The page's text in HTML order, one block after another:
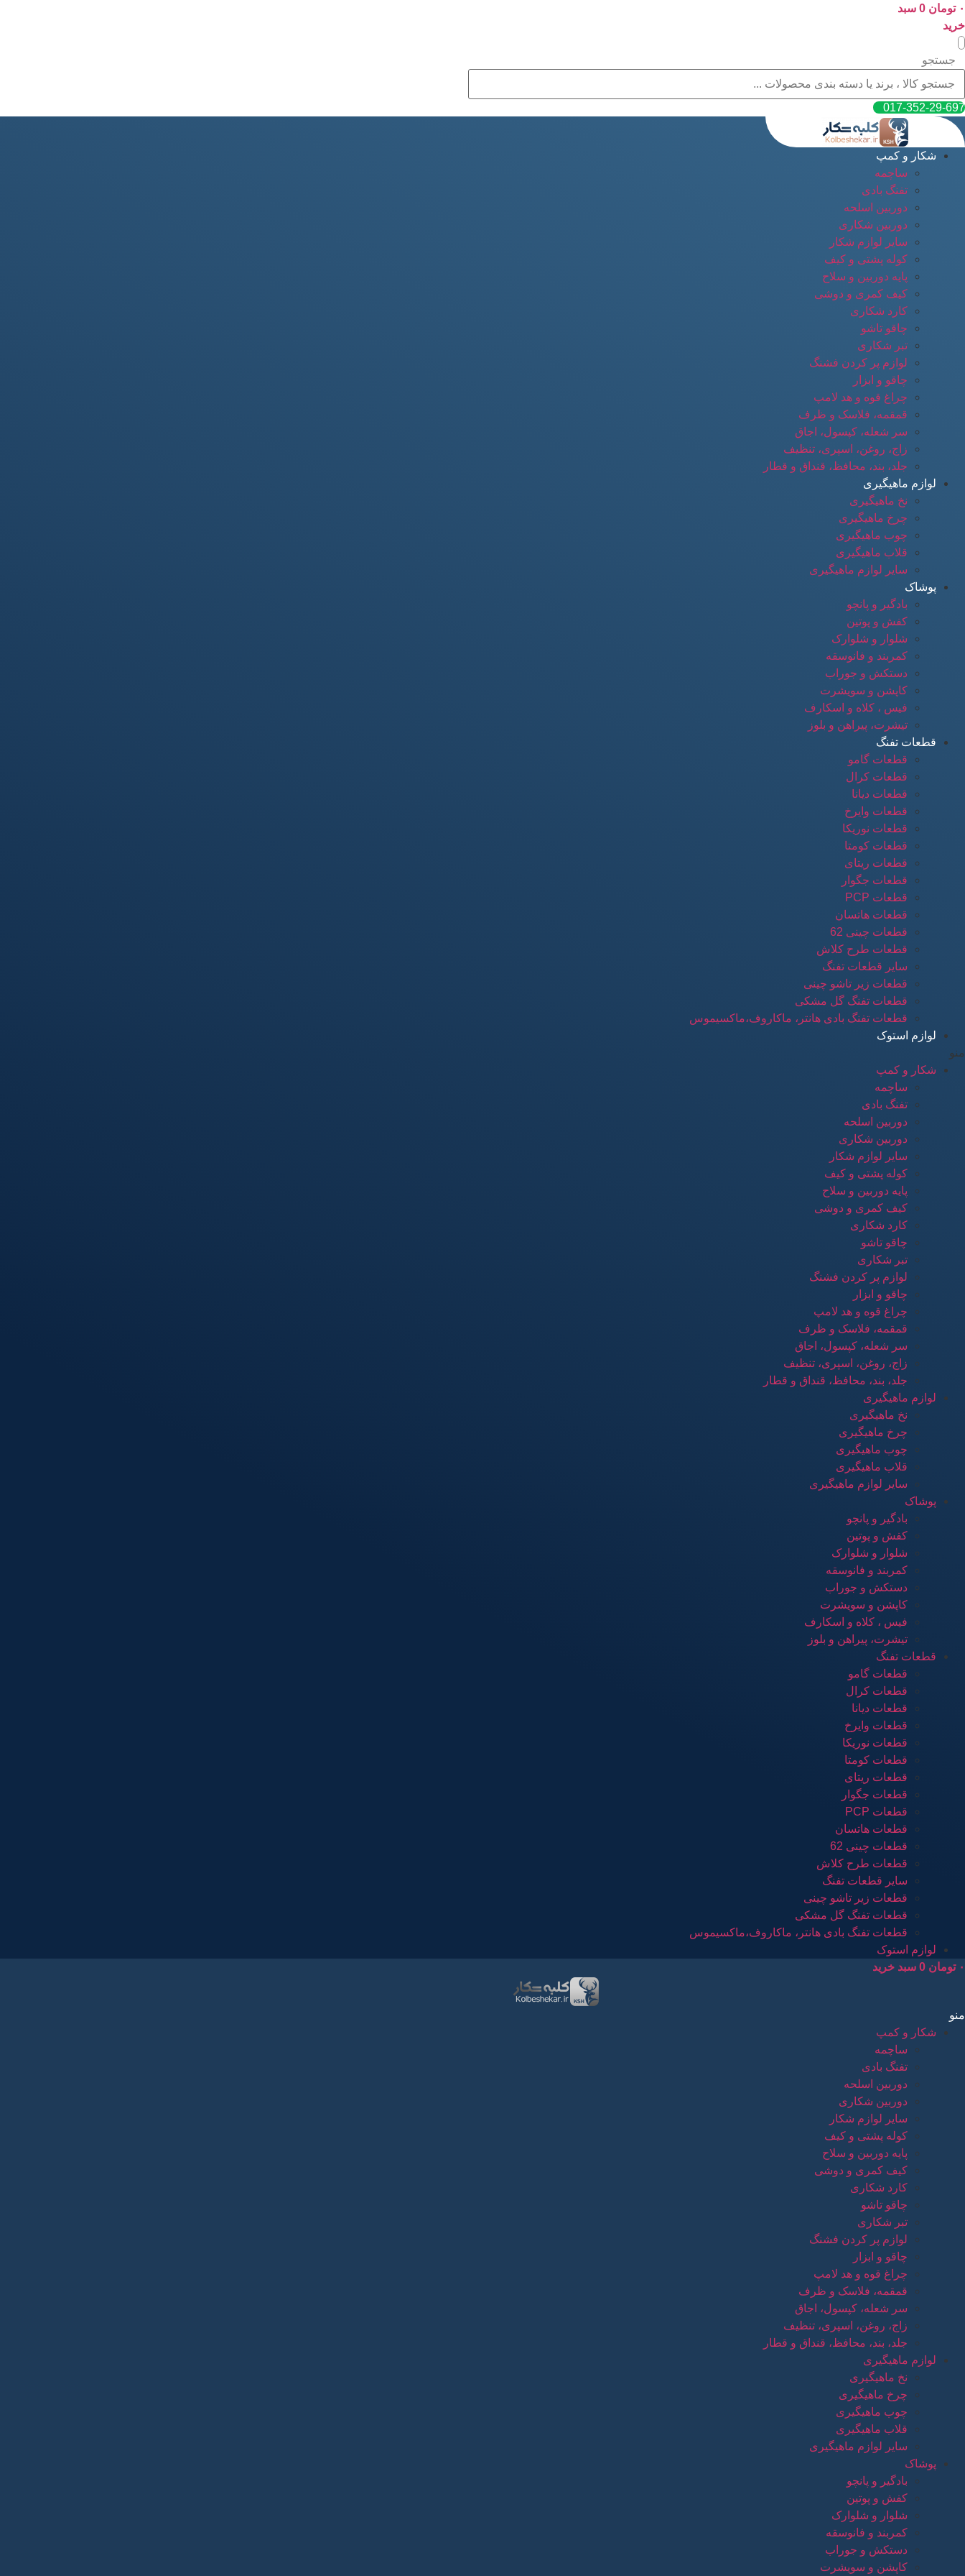
پرش
به
محتوا
۰ تومان 0 سبد
خرید
جستجو
017-352-29-697
شکار و کمپ
ساچمه
تفنگ بادی
دوربین اسلحه
دوربین شکاری
سایر لوازم شکار
کوله پشتی و کیف
پایه دوربین و سلاح
کیف کمری و دوشی
کارد شکاری
چاقو تاشو
تبر شکاری
لوازم پر کردن فشنگ
چاقو و ابزار
چراغ قوه و هد لامپ
قمقمه، فلاسک و ظرف
سر شعله، کپسول، اجاق
زاج، روغن، اسپری، تنظیف
جلد، بند، محافظ، قنداق و قطار
لوازم ماهیگیری
نخ ماهیگیری
چرخ ماهیگیری
چوب ماهیگیری
قلاب ماهیگیری
سایر لوازم ماهیگیری
پوشاک
بادگیر و پانچو
کفش و پوتین
شلوار و شلوارک
کمربند و فانوسقه
دستکش و جوراب
کاپشن و سویشرت
فیس ، کلاه و اسکارف
تیشرت، پیراهن و بلوز
قطعات تفنگ
قطعات گامو
قطعات کرال
قطعات دیانا
قطعات وایرخ
قطعات نوریکا
قطعات کومتا
قطعات ریتای
قطعات جگوار
قطعات PCP
قطعات هاتسان
قطعات چینی 62
قطعات طرح کلاش
سایر قطعات تفنگ
قطعات زیر تاشو چینی
قطعات تفنگ گل مشکی
قطعات تفنگ بادی هانتر، ماکاروف،ماکسیموس
لوازم استوک
منو
شکار و کمپ
ساچمه
تفنگ بادی
دوربین اسلحه
دوربین شکاری
سایر لوازم شکار
کوله پشتی و کیف
پایه دوربین و سلاح
کیف کمری و دوشی
کارد شکاری
چاقو تاشو
تبر شکاری
لوازم پر کردن فشنگ
چاقو و ابزار
چراغ قوه و هد لامپ
قمقمه، فلاسک و ظرف
سر شعله، کپسول، اجاق
زاج، روغن، اسپری، تنظیف
جلد، بند، محافظ، قنداق و قطار
لوازم ماهیگیری
نخ ماهیگیری
چرخ ماهیگیری
چوب ماهیگیری
قلاب ماهیگیری
سایر لوازم ماهیگیری
پوشاک
بادگیر و پانچو
کفش و پوتین
شلوار و شلوارک
کمربند و فانوسقه
دستکش و جوراب
کاپشن و سویشرت
فیس ، کلاه و اسکارف
تیشرت، پیراهن و بلوز
قطعات تفنگ
قطعات گامو
قطعات کرال
قطعات دیانا
قطعات وایرخ
قطعات نوریکا
قطعات کومتا
قطعات ریتای
قطعات جگوار
قطعات PCP
قطعات هاتسان
قطعات چینی 62
قطعات طرح کلاش
سایر قطعات تفنگ
قطعات زیر تاشو چینی
قطعات تفنگ گل مشکی
قطعات تفنگ بادی هانتر، ماکاروف،ماکسیموس
لوازم استوک
۰ تومان 0 سبد خرید
منو
شکار و کمپ
ساچمه
تفنگ بادی
دوربین اسلحه
دوربین شکاری
سایر لوازم شکار
کوله پشتی و کیف
پایه دوربین و سلاح
کیف کمری و دوشی
کارد شکاری
چاقو تاشو
تبر شکاری
لوازم پر کردن فشنگ
چاقو و ابزار
چراغ قوه و هد لامپ
قمقمه، فلاسک و ظرف
سر شعله، کپسول، اجاق
زاج، روغن، اسپری، تنظیف
جلد، بند، محافظ، قنداق و قطار
لوازم ماهیگیری
نخ ماهیگیری
چرخ ماهیگیری
چوب ماهیگیری
قلاب ماهیگیری
سایر لوازم ماهیگیری
پوشاک
بادگیر و پانچو
کفش و پوتین
شلوار و شلوارک
کمربند و فانوسقه
دستکش و جوراب
کاپشن و سویشرت